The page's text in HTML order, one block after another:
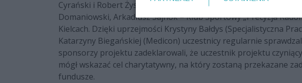
Cyrański i Robert Żyszczyński, Jarosław Krawczyk z Fightsports,
Domaniowski, Arkadiusz Sajnok – Klub Sportowy „Precyzja
Kielcach. Dzięki uprzejmości Krystyny Bałdys (Specjalistyczna
Katarzyny Biegańskiej (Medicon) uczestnicy regularnie
sponsorzy projektu zadeklarowali, że uczestnik projektu
mógł wskazać cel charytatywny, na który zostaną przekazane
fundusze.